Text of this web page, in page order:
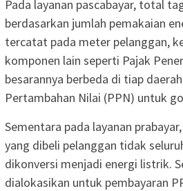
Pada layanan pascabayar, total
berdasarkan jumlah pemakaian
tercatat pada meter pelanggan,
komponen lain seperti Pajak
besarannya berbeda di tiap
Pertambahan Nilai (PPN) untuk
Sementara pada layanan
yang dibeli pelanggan tidak
dikonversi menjadi energi listrik.
dialokasikan untuk pembayaran